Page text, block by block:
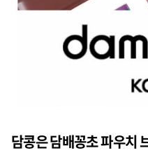
담콩은 담배꽁초 파우치